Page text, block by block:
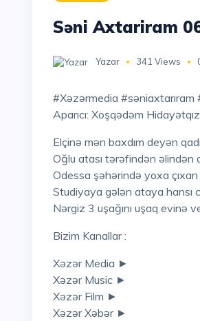
Səni Axtariram
Yazar 341 Views
#xəzərmedia
Aparıcı: Xoşqədəm
Elçinə mən baxdım deyən
Oğlu atası tərəfindən əlindən
Odessa şəhərində yoxa
Studiyaya gələn ataya hansı
Nərgiz 3 uşağını uşaq evinə
Bizim Kanallar :
Xəzər Media ►
Xəzər Music ►
Xəzər Film ►
Xəzər Xəbər ►